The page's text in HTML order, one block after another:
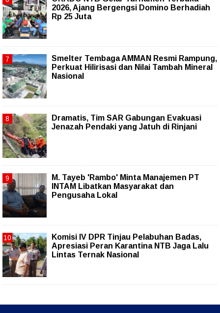
2026, Ajang Bergengsi Domino Berhadiah
Rp 25 Juta
Smelter Tembaga AMMAN Resmi Rampung,
Perkuat Hilirisasi dan Nilai Tambah Mineral
Nasional
Dramatis, Tim SAR Gabungan Evakuasi
Jenazah Pendaki yang Jatuh di Rinjani
M. Tayeb 'Rambo' Minta Manajemen PT
INTAM Libatkan Masyarakat dan
Pengusaha Lokal
Komisi IV DPR Tinjau Pelabuhan Badas,
Apresiasi Peran Karantina NTB Jaga Lalu
Lintas Ternak Nasional